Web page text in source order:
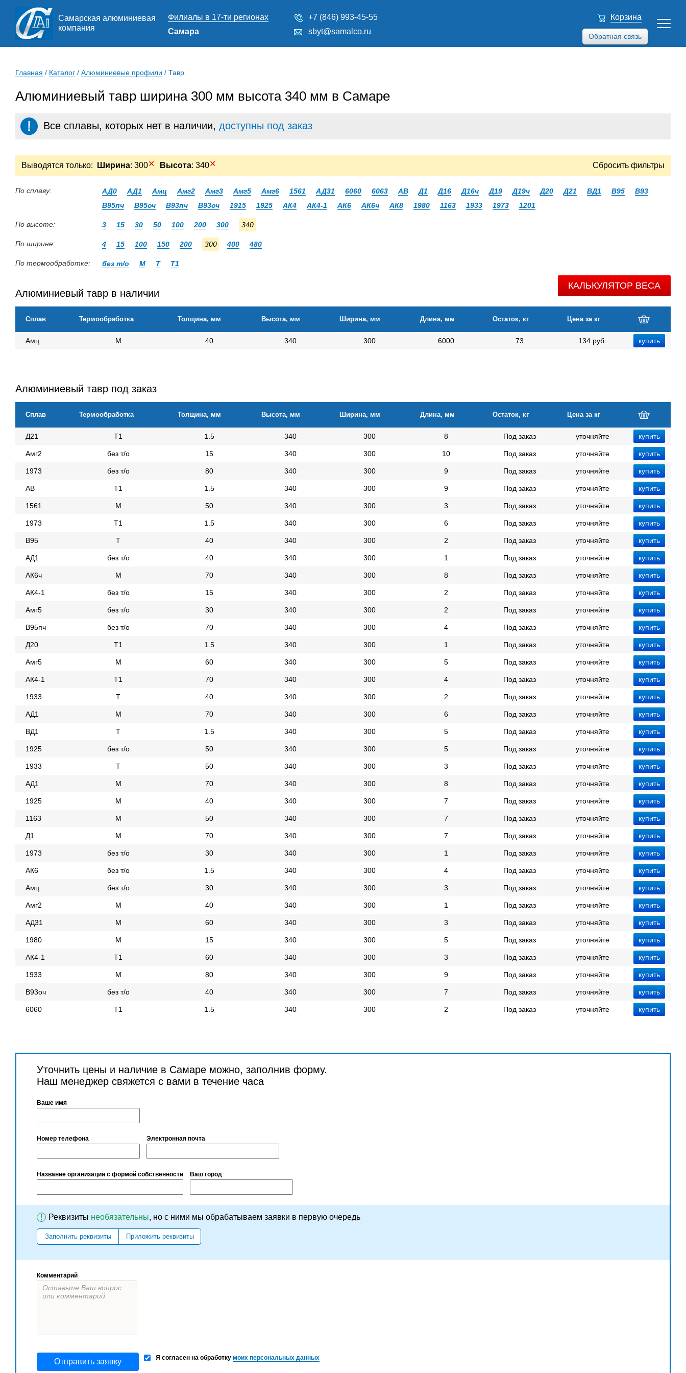
Самарская алюминиевая
компания
Филиалы в 17-ти регионах
Самара
+7 (846) 993-45-55
sbyt@samalco.ru
Обратная связь
Корзина
Главная / Каталог / Алюминиевые профили / Тавр
Алюминиевый тавр ширина 300 мм высота 340 мм в Самаре
Все сплавы, которых нет в наличии, доступны под заказ
Выводятся только: Ширина: 300✕ Высота: 340✕ Сбросить фильтры
По сплаву: АД0 АД1 Амц Амг2 Амг3 Амг5 Амг6 1561 АД31 6060 6063 АВ Д1 Д16 Д16ч Д19 Д19ч Д20 Д21 ВД1 В95
В93
В95пч
В95оч В93пч В93оч 1915 1925 АК4 АК4-1 АК6 АК6ч АК8 1980 1163 1933 1973 1201
По высоте: 3 15 30 50 100 200 300 340
По ширине: 4 15 100 150 200 300 400 480
По термообработке: без т/о М Т Т1
Алюминиевый тавр в наличии
КАЛЬКУЛЯТОР ВЕСА
Сплав Термообработка Толщина, мм Высота, мм Ширина, мм Длина, мм Остаток, кг Цена за кг
Амц М 40 340 300 6000 73 134 руб.
Алюминиевый тавр под заказ
Сплав Термообработка Толщина, мм Высота, мм Ширина, мм Длина, мм Остаток, кг Цена за кг
Д21 Т1 1.5 340 300 8 Под заказ уточняйте
Амг2 без т/о 15 340 300 10 Под заказ уточняйте
1973 без т/о 80 340 300 9 Под заказ уточняйте
АВ Т1 1.5 340 300 9 Под заказ уточняйте
1561 М 50 340 300 3 Под заказ уточняйте
1973 Т1 1.5 340 300 6 Под заказ уточняйте
В95 Т 40 340 300 2 Под заказ уточняйте
АД1 без т/о 40 340 300 1 Под заказ уточняйте
АК6ч М 70 340 300 8 Под заказ уточняйте
АК4-1 без т/о 15 340 300 2 Под заказ уточняйте
Амг5 без т/о 30 340 300 2 Под заказ уточняйте
В95пч без т/о 70 340 300 4 Под заказ уточняйте
Д20 Т1 1.5 340 300 1 Под заказ уточняйте
Амг5 М 60 340 300 5 Под заказ уточняйте
АК4-1 Т1 70 340 300 4 Под заказ уточняйте
1933 Т 40 340 300 2 Под заказ уточняйте
АД1 М 70 340 300 6 Под заказ уточняйте
ВД1 Т 1.5 340 300 5 Под заказ уточняйте
1925 без т/о 50 340 300 5 Под заказ уточняйте
1933 Т 50 340 300 3 Под заказ уточняйте
АД1 М 70 340 300 8 Под заказ уточняйте
1925 М 40 340 300 7 Под заказ уточняйте
1163 М 50 340 300 7 Под заказ уточняйте
Д1 М 70 340 300 7 Под заказ уточняйте
1973 без т/о 30 340 300 1 Под заказ уточняйте
АК6 без т/о 1.5 340 300 4 Под заказ уточняйте
Амц без т/о 30 340 300 3 Под заказ уточняйте
Амг2 М 40 340 300 1 Под заказ уточняйте
АД31 М 60 340 300 3 Под заказ уточняйте
1980 М 15 340 300 5 Под заказ уточняйте
АК4-1 Т1 60 340 300 3 Под заказ уточняйте
1933 М 80 340 300 9 Под заказ уточняйте
В93оч без т/о 40 340 300 7 Под заказ уточняйте
6060 Т1 1.5 340 300 2 Под заказ уточняйте
Уточнить цены и наличие в Самаре можно, заполнив форму.
Наш менеджер свяжется с вами в течение часа
Ваше имя
Номер телефона Электронная почта
Название организации с формой собственности Ваш город
! Реквизиты необязательны, но с ними мы обрабатываем заявки в первую очередь
Заполнить реквизиты Приложить реквизиты
Комментарий
Отправить заявку Я согласен на обработку моих персональных данных